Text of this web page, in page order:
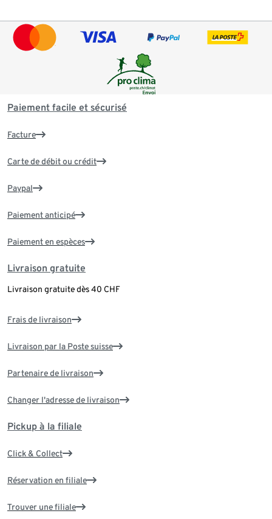
Paiement facile et sécurisé
Facture
Carte de débit ou crédit
Paypal
Paiement anticipé
Paiement en espèces
Livraison gratuite
Livraison gratuite dès 40 CHF
Frais de livraison
Livraison par la Poste suisse
Partenaire de livraison
Changer l'adresse de livraison
Pickup à la filiale
Click & Collect
Réservation en filiale
Trouver une filiale